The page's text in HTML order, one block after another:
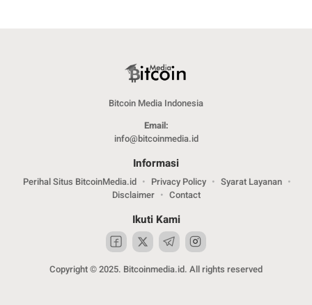
Bitcoin Media Indonesia
Email:
info@bitcoinmedia.id
Informasi
Perihal Situs BitcoinMedia.id Privacy Policy
Syarat Layanan
Disclaimer
Contact
Ikuti Kami
Copyright © 2025. Bitcoinmedia.id. All rights reserved